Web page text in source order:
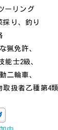
ーリング
採り、釣り
猟免許、
能士2級、
二輪車、
扱者乙種第4類